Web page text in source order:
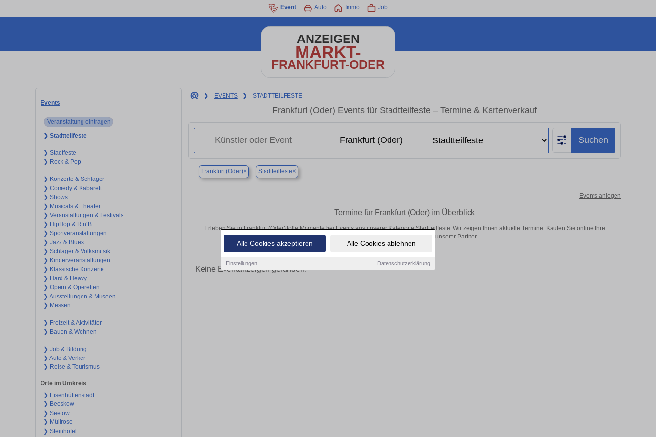
Alle Cookies akzeptieren Alle Cookies ablehnen
Einstellungen Datenschutzerklärung
Event Auto Immo Job
ANZEIGEN
MARKT-
FRANKFURT-ODER
Events
Veranstaltung eintragen
❯ Stadtteilfeste
❯ Stadtfeste
❯ Rock & Pop
❯ Konzerte & Schlager
❯ Comedy & Kabarett
❯ Shows
❯ Musicals & Theater
❯ Veranstaltungen & Festivals
❯ HipHop & R’n‘B
❯ Sportveranstaltungen
❯ Jazz & Blues
❯ Schlager & Volksmusik
❯ Kinderveranstaltungen
❯ Klassische Konzerte
❯ Hard & Heavy
❯ Opern & Operetten
❯ Ausstellungen & Museen
❯ Messen
❯ Freizeit & Aktivitäten
❯ Bauen & Wohnen
❯ Job & Bildung
❯ Auto & Verker
❯ Reise & Tourismus
Orte im Umkreis
❯ Eisenhüttenstadt
❯ Beeskow
❯ Seelow
❯ Müllrose
❯ Steinhöfel
❯ EVENTS ❯ STADTTEILFESTE
Frankfurt (Oder) Events für Stadtteilfeste – Termine & Kartenverkauf
Suchen
Frankfurt (Oder)× Stadtteilfeste×
Events anlegen
Termine für Frankfurt (Oder) im Überblick
Erleben Sie in Frankfurt (Oder) tolle Momente bei Events aus unserer Kategorie Stadtteilfeste! Wir zeigen Ihnen aktuelle Termine. Kaufen Sie online Ihre
Tickets über den Online-Kartenverkauf unserer Partner.
Keine Eventanzeigen gefunden!